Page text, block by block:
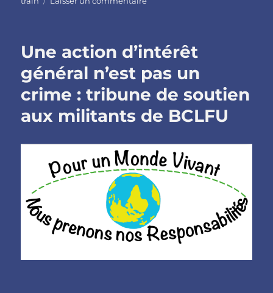
de
Gérand
:
une
vingtaine
auditionné.e.s
les
28
et
29
novembre
à
Pontivy
Une action d’intérêt
général n’est pas un
crime : tribune de soutien
aux militants de BCLFU